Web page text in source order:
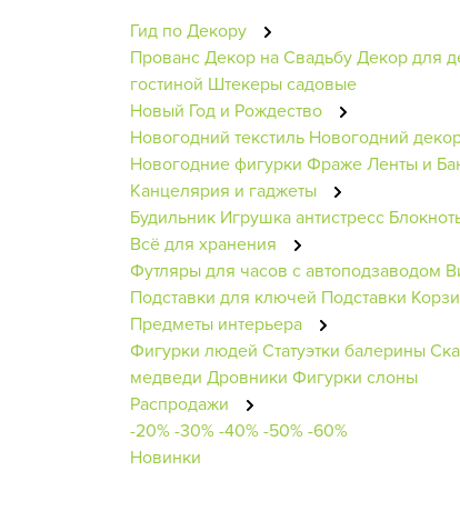
Гид по Декору
ПровансДекор на СвадьбуДекор для
гостиной Штекеры садовые
Новый Год и Рождество
Новогодний текстиль Новогодний
Новогодние фигурки ФражеЛенты и
Канцелярия и гаджеты
Будильник Игрушка антистресс
Всё для хранения
Футляры для часов с автоподзаводом
Подставки для ключей Подставки
Предметы интерьера
Фигурки людей Статуэтки балерины
медведи Дровники Фигурки слоны
Распродажи
-20%-30%-40%-50%-60%
Новинки